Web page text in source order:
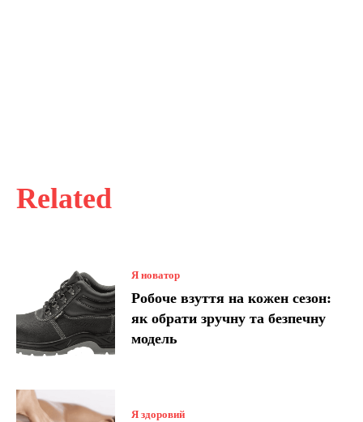
Related
Я новатор
Робоче взуття на кожен сезон:
як обрати зручну та безпечну
модель
Я здоровий